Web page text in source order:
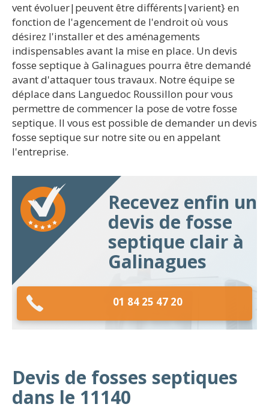
vent évoluer|peuvent être différents|varient} en
fonction de l'agencement de l'endroit où vous
désirez l'installer et des aménagements
indispensables avant la mise en place. Un devis
fosse septique à Galinagues pourra être demandé
avant d'attaquer tous travaux. Notre équipe se
déplace dans Languedoc Roussillon pour vous
permettre de commencer la pose de votre fosse
septique. Il vous est possible de demander un devis
fosse septique sur notre site ou en appelant
l'entreprise.
Recevez enfin un
devis de fosse
septique clair à
Galinagues
01 84 25 47 20
Devis de fosses septiques
dans le 11140